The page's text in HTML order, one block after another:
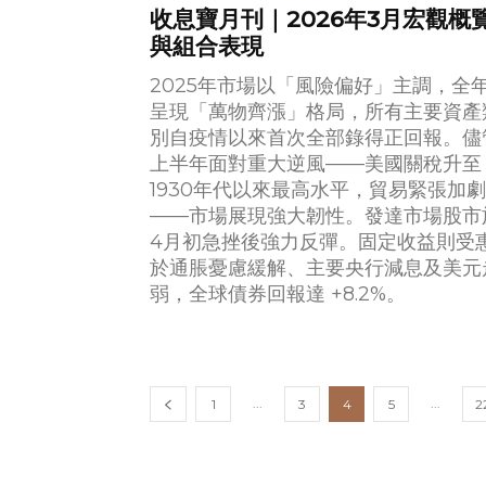
收息寶月刊｜2026年3月宏觀概
與組合表現
2025年市場以「風險偏好」主調，全
呈現「萬物齊漲」格局，所有主要資產
別自疫情以來首次全部錄得正回報。儘
上半年面對重大逆風——美國關稅升至
1930年代以來最高水平，貿易緊張加劇
——市場展現強大韌性。發達市場股市
4月初急挫後強力反彈。固定收益則受
於通脹憂慮緩解、主要央行減息及美元
弱，全球債券回報達 +8.2%。
1 ... 3 4 5 ...